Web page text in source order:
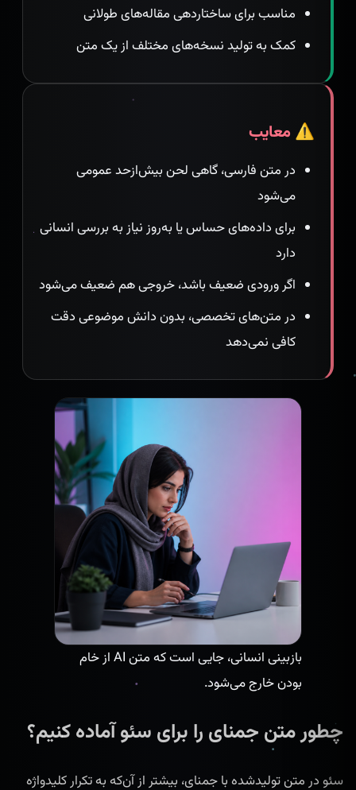
مناسب برای ساختاردهی مقاله‌های طولانی
کمک به تولید نسخه‌های مختلف از یک متن
⚠️ معایب
در متن فارسی، گاهی لحن بیش‌ازحد عمومی
می‌شود
برای داده‌های حساس یا به‌روز نیاز به بررسی انسانی
دارد
اگر ورودی ضعیف باشد، خروجی هم ضعیف می‌شود
در متن‌های تخصصی، بدون دانش موضوعی دقت
کافی نمی‌دهد
بازبینی انسانی، جایی است که متن AI از خام
بودن خارج می‌شود.
چطور متن جمنای را برای سئو آماده کنیم؟
سئو در متن تولیدشده با جمنای، بیشتر از آن‌که به تکرار کلیدواژه